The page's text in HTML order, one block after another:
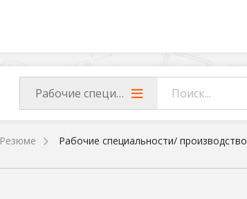
Рабочие специальности/ производство
Резюме Рабочие специальности/ производство